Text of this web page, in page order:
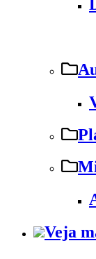
Veja